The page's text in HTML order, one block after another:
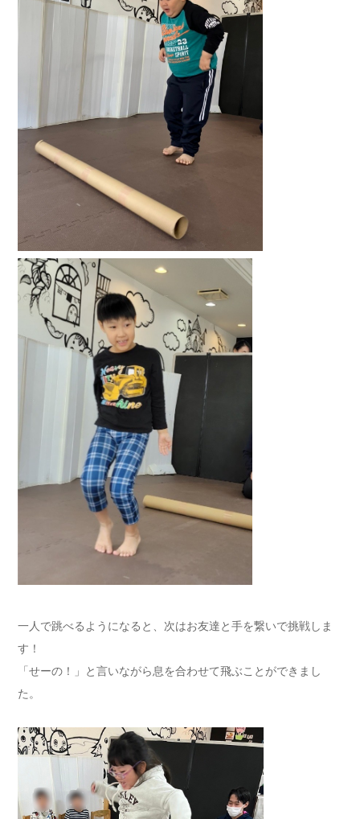
一人で跳べるようになると、次はお友達と手を繋いで挑戦しま
す！
「せーの！」と言いながら息を合わせて飛ぶことができまし
た。